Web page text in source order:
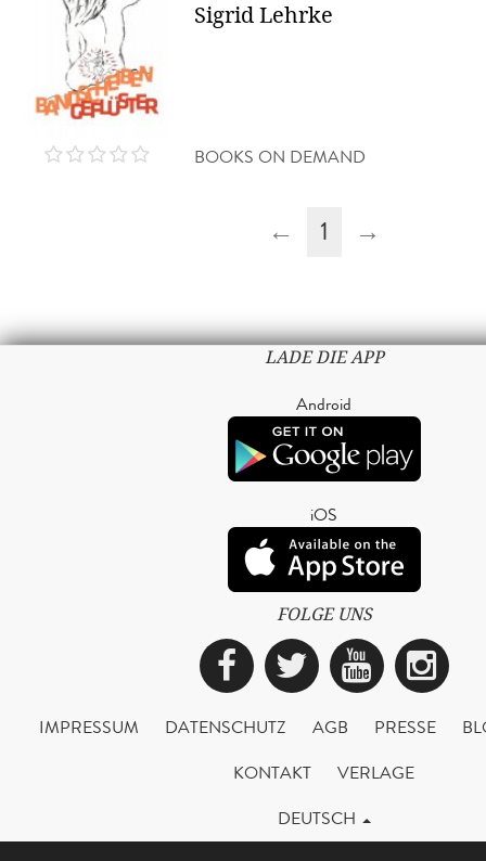
Sigrid Lehrke
BOOKS ON DEMAND
← 1 →
LADE DIE APP
Android
iOS
FOLGE UNS
Facebook
Twitter
IMPRESSUM DATENSCHUTZ AGB PRESSE
KONTAKT
VERLAGE
DEUTSCH